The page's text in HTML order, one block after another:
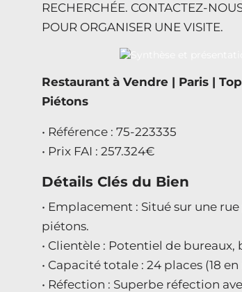
RECHERCHÉE. CONTACTEZ-
POUR ORGANISER UNE VISITE.
Restaurant à Vendre | Paris |
Piétons
• Référence : 75-223335
• Prix FAI : 257.324€
Détails Clés du Bien
• Emplacement : Situé sur une
piétons.
• Clientèle : Potentiel de
• Capacité totale : 24 places (18
• Réfection : Superbe réfection